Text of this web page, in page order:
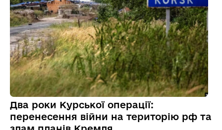
Два роки Курської операції:
перенесення війни на територію рф та